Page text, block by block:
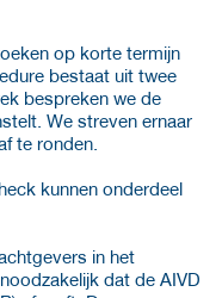
op korte termijn
bestaat uit twee
bespreken we de
We streven ernaar
te ronden.
kunnen onderdeel
in het
dat de AIVD